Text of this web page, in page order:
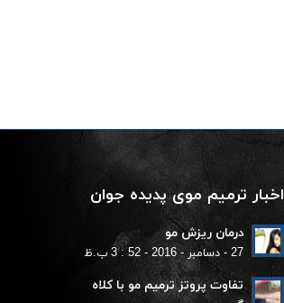
اخبار ترمیم موی پدیده جوان
درمان ریزش مو
27 - دسامبر - 2016 - 52 : 3 ب.ظ
تفاوت پروتز ترمیم مو با کلاه